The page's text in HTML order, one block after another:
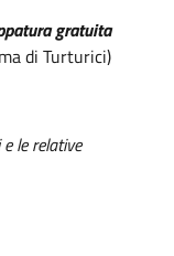
gratuita
di Turturici)
le relative